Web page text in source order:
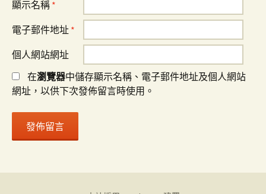
顯示名稱 *
電子郵件地址 *
個人網站網址
在瀏覽器中儲存顯示名稱、電子郵件地址及個人網站
網址，以供下次發佈留言時使用。